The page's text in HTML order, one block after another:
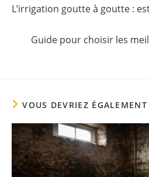
L’irrigation goutte à goutte :
Guide pour choisir les
VOUS DEVRIEZ